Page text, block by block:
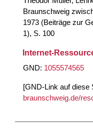
Braunschweig
1973 (Beiträge zur
1), S. 100
Internet-
GND: 1055574565
[GND-Link auf diese
braunschweig.de/